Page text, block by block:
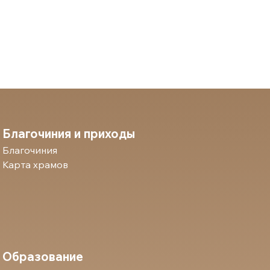
Благочиния и приходы
Благочиния
Карта храмов
Образование